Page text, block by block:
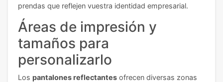
prendas que reflejen vuestra identidad empresarial.
Áreas de impresión y
tamaños para
personalizarlo
Los pantalones reflectantes ofrecen diversas zonas